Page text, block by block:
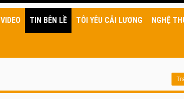
VIDEO TIN BÊN LỀ TÔI YÊU CẢI LƯƠNG NGHỆ